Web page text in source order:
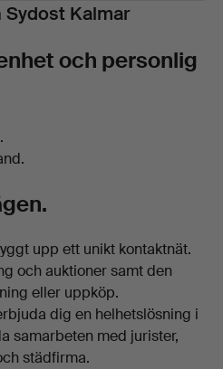
Kalmar
och personlig
upp ett unikt kontaktnät.
och auktioner samt den
eller uppköp.
dig en helhetslösning i
samarbeten med jurister,
städfirma.